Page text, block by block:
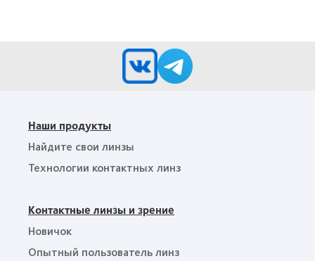
MyDay™
(2013)
Creative
Наши продукты
Найдите свои линзы
Технологии контактных линз
Контактные линзы и зрение
Новичок
Опытный пользователь линз